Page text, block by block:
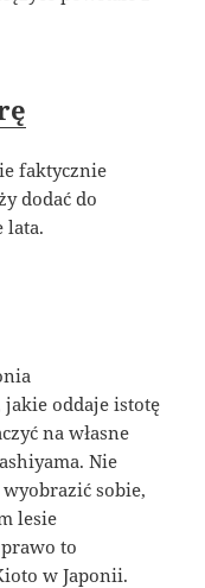
faktycznie
dodać do
lata.
jakie oddaje istotę
na własne
Nie
sobie,
lesie
to
w Japonii.